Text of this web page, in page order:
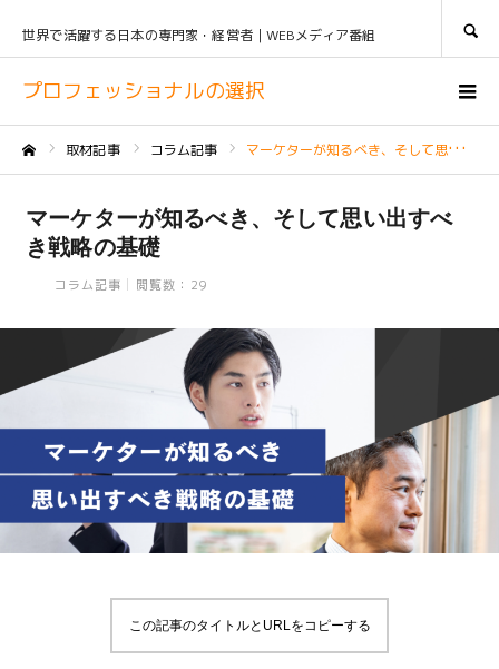
プロフェッショナルの選択
世界で活躍する日本の専門家・経営者｜WEBメディア番組
取材記事 コラム記事 マーケターが知るべき、そして思い出すべき戦略の基礎
マーケターが知るべき、そして思い出すべ
き戦略の基礎
コラム記事 閲覧数：29
この記事のタイトルとURLをコピーする